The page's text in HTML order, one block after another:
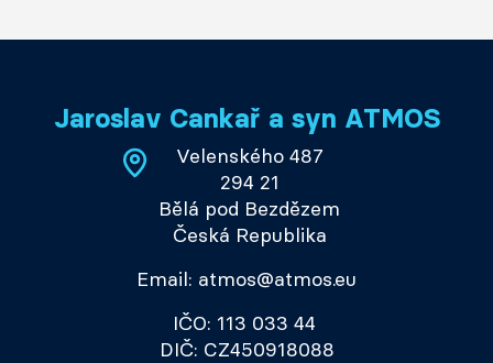
Jaroslav Cankař a syn ATMOS
Velenského 487
294 21
Bělá pod Bezdězem
Česká Republika
Email: atmos@atmos.eu
IČO: 113 033 44
DIČ: CZ450918088